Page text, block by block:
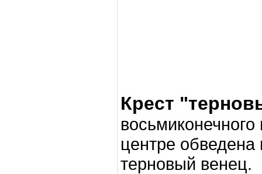
Крест
восьмиконечного
центре
терновый венец.